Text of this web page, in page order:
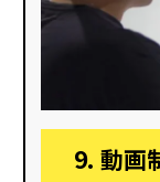
9. 動画